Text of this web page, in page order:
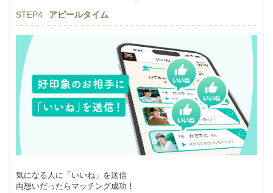
STEP4 アピールタイム
気になる人に「いいね」を送信
両想いだったらマッチング成功！